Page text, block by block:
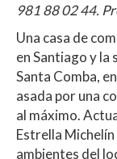
981 88 02 44.
Una casa de
en Santiago y la
Santa Comba,
asada por una
al máximo.
Estrella
ambientes del